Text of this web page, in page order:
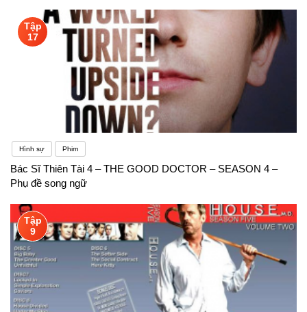
Tập
17
Hình sự Phim
Bác Sĩ Thiên Tài 4 – THE GOOD DOCTOR – SEASON 4 –
Phụ đề song ngữ
Tập
9